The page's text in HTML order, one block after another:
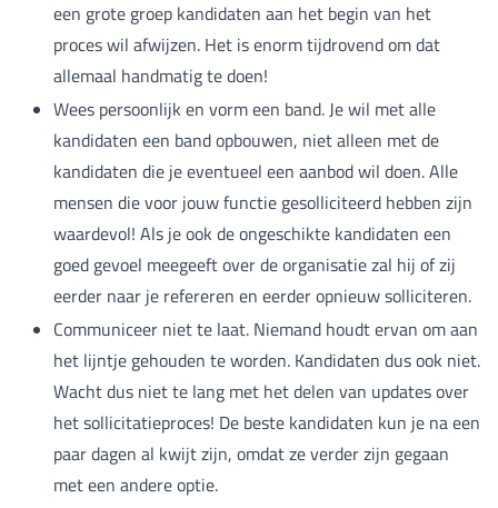
een grote groep kandidaten aan het begin van het
proces wil afwijzen. Het is enorm tijdrovend om dat
allemaal handmatig te doen!
Wees persoonlijk en vorm een band. Je wil met alle
kandidaten een band opbouwen, niet alleen met de
kandidaten die je eventueel een aanbod wil doen. Alle
mensen die voor jouw functie gesolliciteerd hebben zijn
waardevol! Als je ook de ongeschikte kandidaten een
goed gevoel meegeeft over de organisatie zal hij of zij
eerder naar je refereren en eerder opnieuw solliciteren.
Communiceer niet te laat. Niemand houdt ervan om aan
het lijntje gehouden te worden. Kandidaten dus ook niet.
Wacht dus niet te lang met het delen van updates over
het sollicitatieproces! De beste kandidaten kun je na een
paar dagen al kwijt zijn, omdat ze verder zijn gegaan
met een andere optie.